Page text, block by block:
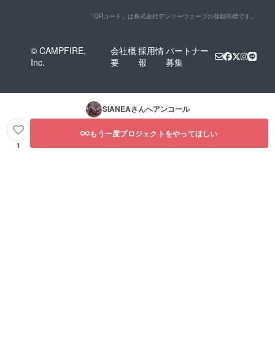
「QRコード」は株式会社デンソーウェーブの登録商標です。
© CAMPFIRE,
Inc.
会社概
要
採用情
報
パートナー
募集
SIANEAさんへアンコール
1
もう一度プロジェクトをやってほしい